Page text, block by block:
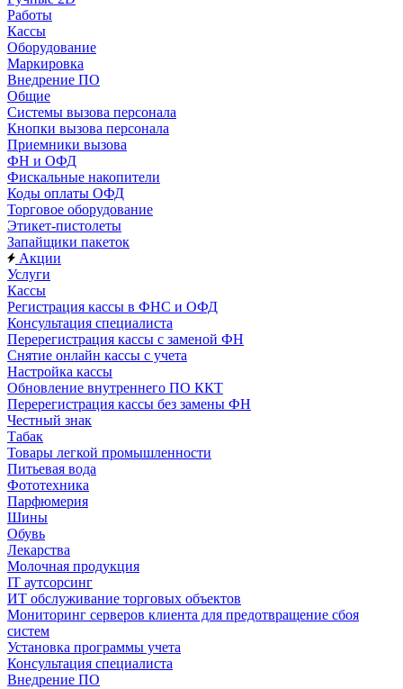
Работы
Кассы
Оборудование
Маркировка
Внедрение ПО
Общие
Системы вызова персонала
Кнопки вызова персонала
Приемники вызова
ФН и ОФД
Фискальные накопители
Коды оплаты ОФД
Торговое оборудование
Этикет-пистолеты
Запайщики пакеток
Акции
Услуги
Кассы
Регистрация кассы в ФНС и ОФД
Консультация специалиста
Перерегистрация кассы с заменой ФН
Снятие онлайн кассы с учета
Настройка кассы
Обновление внутреннего ПО ККТ
Перерегистрация кассы без замены ФН
Честный знак
Табак
Товары легкой промышленности
Питьевая вода
Фототехника
Парфюмерия
Шины
Обувь
Лекарства
Молочная продукция
IT аутсорсинг
ИТ обслуживание торговых объектов
Мониторинг серверов клиента для предотвращение сбоя
систем
Установка программы учета
Консультация специалиста
Внедрение ПО